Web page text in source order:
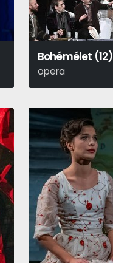
Bohémélet (12)
opera
Giacomo Puccini